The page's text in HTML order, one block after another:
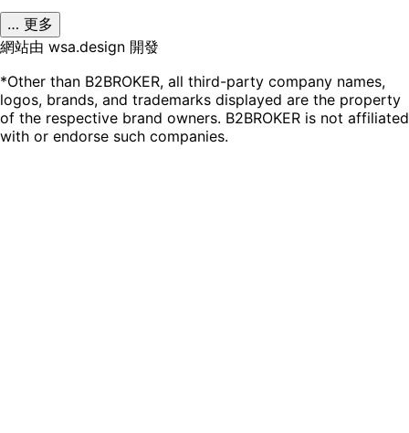
… 更多
網站由 wsa.design 開發
*Other than B2BROKER, all third-party company names,
logos, brands, and trademarks displayed are the property
of the respective brand owners. B2BROKER is not affiliated
with or endorse such companies.